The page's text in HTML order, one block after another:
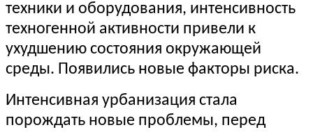
техники и оборудования, интенсивность
техногенной активности привели к
ухудшению состояния окружающей
среды. Появились новые факторы риска.
Интенсивная урбанизация стала
порождать новые проблемы, перед